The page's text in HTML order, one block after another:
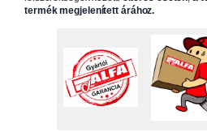
termék megjelenített árához.